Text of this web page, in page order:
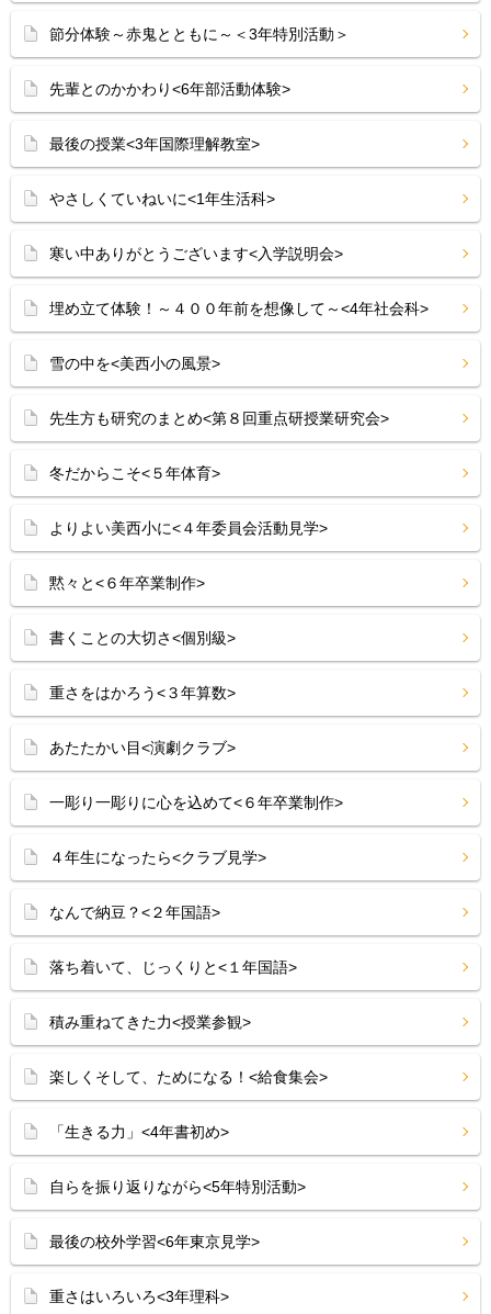
節分体験～赤鬼とともに～＜3年特別活動＞
先輩とのかかわり<6年部活動体験>
最後の授業<3年国際理解教室>
やさしくていねいに<1年生活科>
寒い中ありがとうございます<入学説明会>
埋め立て体験！～４００年前を想像して～<4年社会科>
雪の中を<美西小の風景>
先生方も研究のまとめ<第８回重点研授業研究会>
冬だからこそ<５年体育>
よりよい美西小に<４年委員会活動見学>
黙々と<６年卒業制作>
書くことの大切さ<個別級>
重さをはかろう<３年算数>
あたたかい目<演劇クラブ>
一彫り一彫りに心を込めて<６年卒業制作>
４年生になったら<クラブ見学>
なんで納豆？<２年国語>
落ち着いて、じっくりと<１年国語>
積み重ねてきた力<授業参観>
楽しくそして、ためになる！<給食集会>
「生きる力」<4年書初め>
自らを振り返りながら<5年特別活動>
最後の校外学習<6年東京見学>
重さはいろいろ<3年理科>